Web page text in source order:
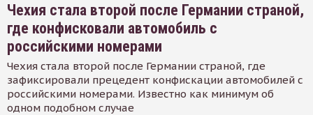
Чехия стала второй после Германии страной,
где конфисковали автомобиль с
российскими номерами
Чехия стала второй после Германии страной, где
зафиксировали прецедент конфискации автомобилей с
российскими номерами. Известно как минимум об
одном подобном случае